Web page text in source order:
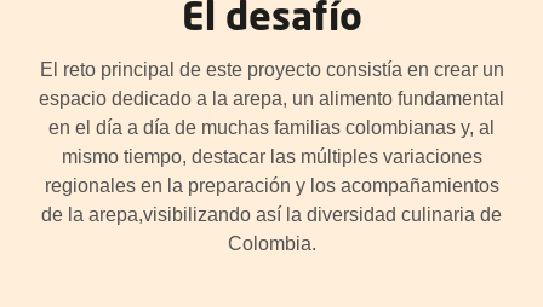
El desafío
El reto principal de este proyecto consistía en crear un
espacio dedicado a la arepa, un alimento fundamental
en el día a día de muchas familias colombianas y, al
mismo tiempo, destacar las múltiples variaciones
regionales en la preparación y los acompañamientos
de la arepa,visibilizando así la diversidad culinaria de
Colombia.